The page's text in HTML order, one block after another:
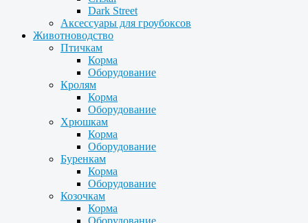
Dark Street
Аксессуары для гроубоксов
Животноводство
Птичкам
Корма
Оборудование
Кролям
Корма
Оборудование
Хрюшкам
Корма
Оборудование
Буренкам
Корма
Оборудование
Козочкам
Корма
Оборудование